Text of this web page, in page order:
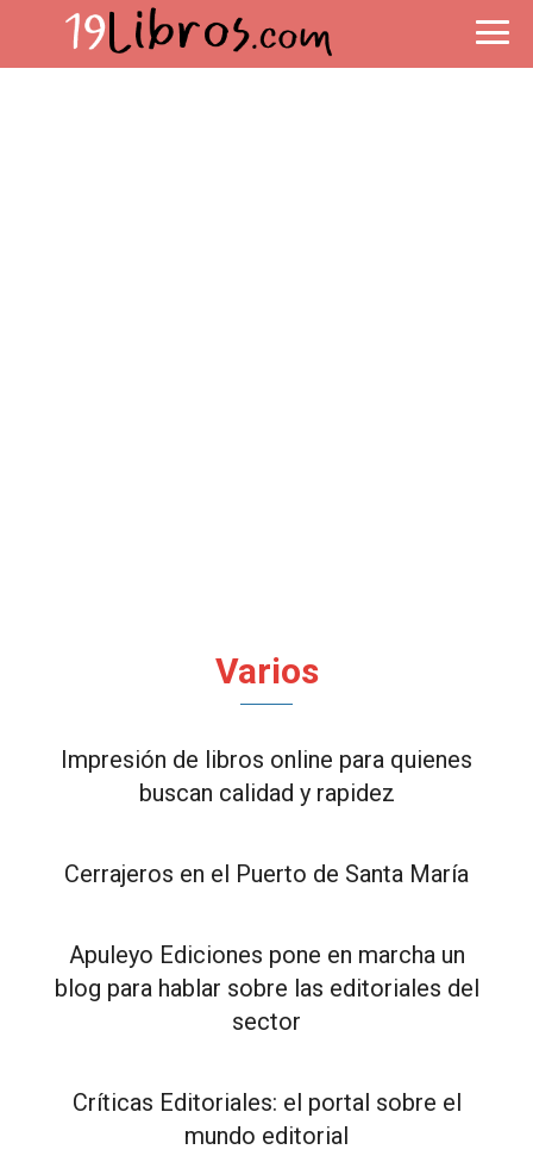
Varios
Impresión de libros online para quienes
buscan calidad y rapidez
Cerrajeros en el Puerto de Santa María
Apuleyo Ediciones pone en marcha un
blog para hablar sobre las editoriales del
sector
Críticas Editoriales: el portal sobre el
mundo editorial